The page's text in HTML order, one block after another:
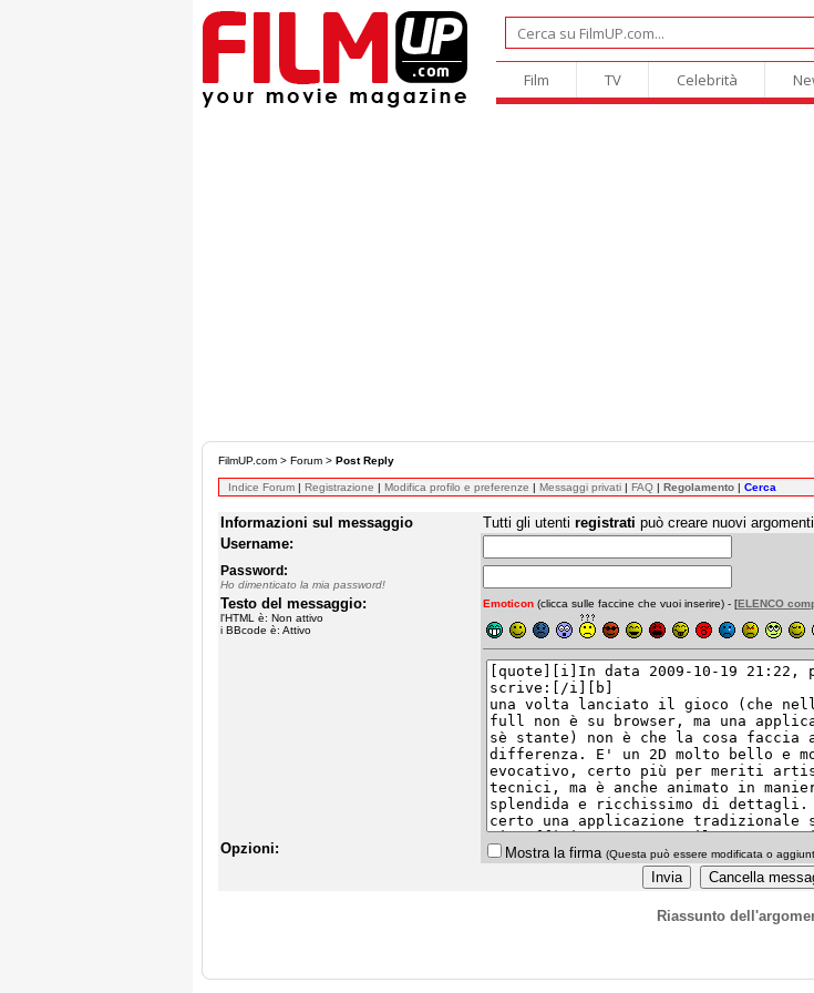
Film TV Celebrità
FilmUP.com > Forum > Post Reply
Indice Forum | Registrazione | Modifica profilo e preferenze | Messaggi privati | FAQ | Regolamento | Cerca
Informazioni sul messaggio Tutti gli utenti registrati può creare nuovi
Username:
Password:
Ho dimenticato la mia password!
Testo del messaggio:
l'HTML è: Non attivo
i BBcode è: Attivo
Emoticon (clicca sulle faccine che vuoi inserire) - [ELENCO
Opzioni: Mostra la firma (Questa può essere modificata o
Riassunto